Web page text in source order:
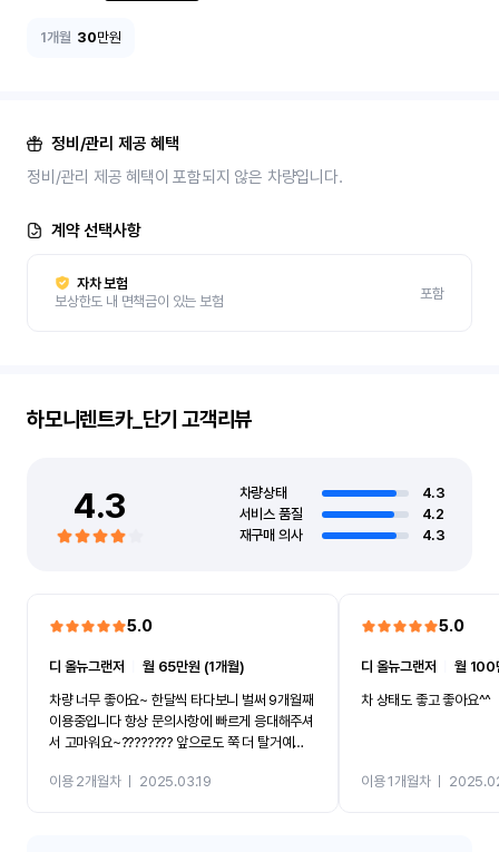
1개월 30만원
정비/관리 제공 혜택
정비/관리 제공 혜택이 포함되지 않은 차량입니다.
계약 선택사항
자차 보험
보상한도 내 면책금이 있는 보험
포함
하모니렌트카_단기 고객리뷰
4.3 차량상태
4.3
서비스 품질
4.2
재구매 의사
4.3
5.0
디 올뉴그랜저 ㅣ월 65만원 (1개월)
차량 너무 좋아요~ 한달씩 타다보니 벌써 9개월째
이용중입니다 항상 문의사항에 빠르게 응대해주셔
서 고마워요~???????? 앞으로도 쭉 더 탈거예
이용 2개월차ㅣ 2025.03.19
5.0
디 올뉴그랜저 ㅣ월 100
차 상태도 좋고 좋아요^^
이용 1개월차ㅣ